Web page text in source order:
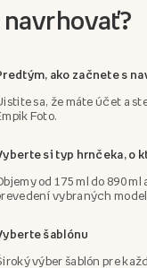
ako začnete s
sa, že máte účet a
Foto.
si typ hrnčeka, o
od 175 ml do 890
vybraných
šablónu
výber šablón pre